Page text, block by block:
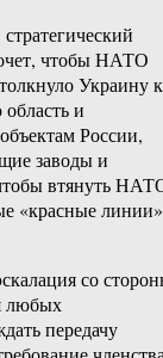
чтобы НАТО
Украину к
и
России,
заводы и
втянуть
«красные линии»
со
любых
передачу